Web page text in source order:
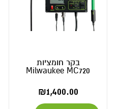
בקר חומציות
Milwaukee MC720
₪1,400.00